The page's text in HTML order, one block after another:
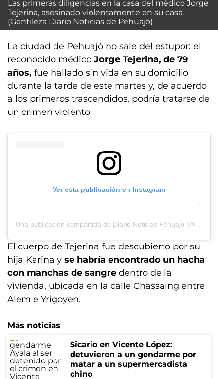
Las primeras diligencias en la casa del médico Jorge
Tejerina, asesinado violentamente en su casa.
(Gentileza Diario Noticias de Pehuajó)
La ciudad de Pehuajó no sale del estupor: el
reconocido médico Jorge Tejerina, de 79
años, fue hallado sin vida en su domicilio
durante la tarde de este martes y, de acuerdo
a los primeros trascendidos, podría tratarse de
un crimen violento.
Ver esta publicación en Instagram
El cuerpo de Tejerina fue descubierto por su
hija Karina y se habría encontrado un hacha
con manchas de sangre dentro de la
vivienda, ubicada en la calle Chassaing entre
Alem e Yrigoyen.
Más noticias
Sicario en Vicente López:
detuvieron a un gendarme por
matar a un supermercadista
chino